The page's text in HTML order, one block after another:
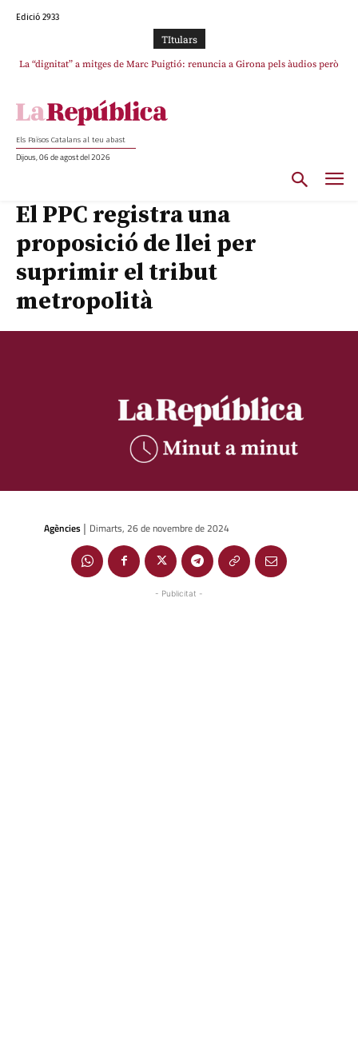
Edició 2933
TItulars
La “dignitat” a mitges de Marc Puigtió: renuncia a Girona pels àudios però
Junts exigeix que Catalunya quedi “fora” del repartiment dels menors
Els Països Catalans al teu abast
Dijous, 06 de agost del 2026
El PPC registra una
proposició de llei per
suprimir el tribut
metropolità
Agències | Dimarts, 26 de novembre de 2024
- Publicitat -